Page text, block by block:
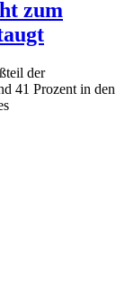
zum
der
41 Prozent in den